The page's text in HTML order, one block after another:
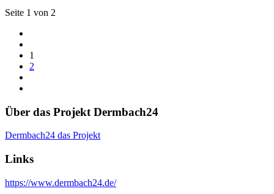
Seite 1 von 2
1
2
Über das Projekt Dermbach24
Dermbach24 das Projekt
Links
https://www.dermbach24.de/